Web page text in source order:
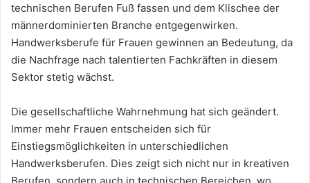
technischen Berufen Fuß fassen und dem Klischee der
männerdominierten Branche entgegenwirken.
Handwerksberufe für Frauen gewinnen an Bedeutung, da
die Nachfrage nach talentierten Fachkräften in diesem
Sektor stetig wächst.
Die gesellschaftliche Wahrnehmung hat sich geändert.
Immer mehr Frauen entscheiden sich für
Einstiegsmöglichkeiten in unterschiedlichen
Handwerksberufen. Dies zeigt sich nicht nur in kreativen
Berufen, sondern auch in technischen Bereichen, wo